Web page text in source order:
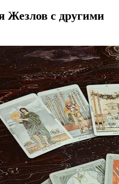
Жезлов с другими